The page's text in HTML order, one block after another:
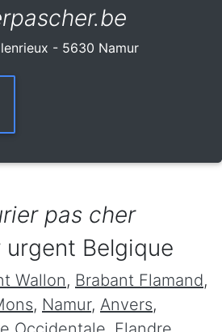
- 5630 Namur
pas cher
urgent Belgique
Wallon, Brabant Flamand,
, Namur, Anvers,